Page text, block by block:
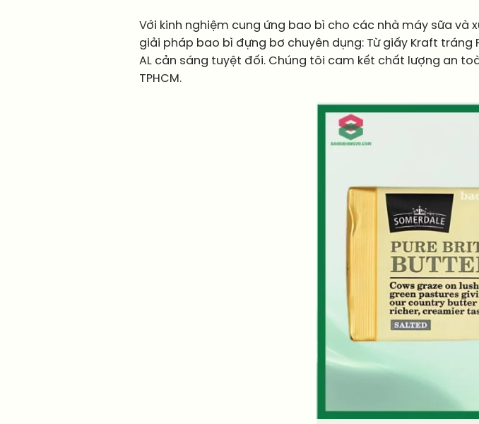
Với kinh nghiệm cung ứng bao bì cho các nhà máy sữa và
giải pháp bao bì đựng bơ chuyên dụng: Từ giấy Kraft
AL cản sáng tuyệt đối. Chúng tôi cam kết chất lượng an
TPHCM.